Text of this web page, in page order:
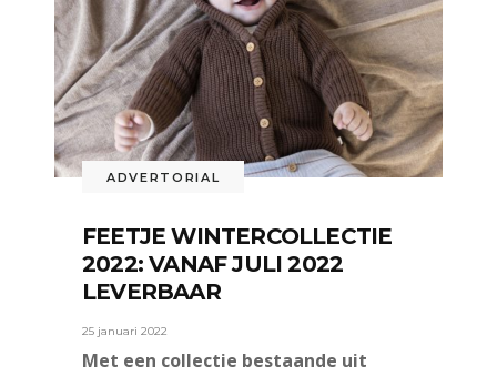
ADVERTORIAL
FEETJE WINTERCOLLECTIE
2022: VANAF JULI 2022
LEVERBAAR
25 januari 2022
Met een collectie bestaande uit